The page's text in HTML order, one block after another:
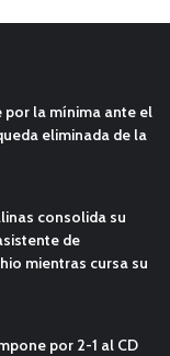
por la mínima ante el
eliminada de la
consolida su
de
mientras cursa su
por 2-1 al CD